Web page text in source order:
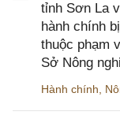
tỉnh Sơn La
hành chính
thuộc phạm
Sở Nông
Hành chính